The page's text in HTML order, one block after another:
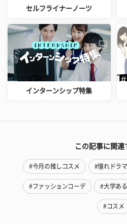
セルフライナーノーツ
インターンシップ特集
この記事に関連
#今月の推しコスメ #憧れドラ
#ファッションコーデ #大学あ
#コスメ